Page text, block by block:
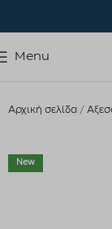
Menu
Αρχική σελίδα
New